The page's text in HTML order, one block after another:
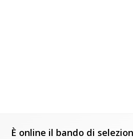
È online il bando di